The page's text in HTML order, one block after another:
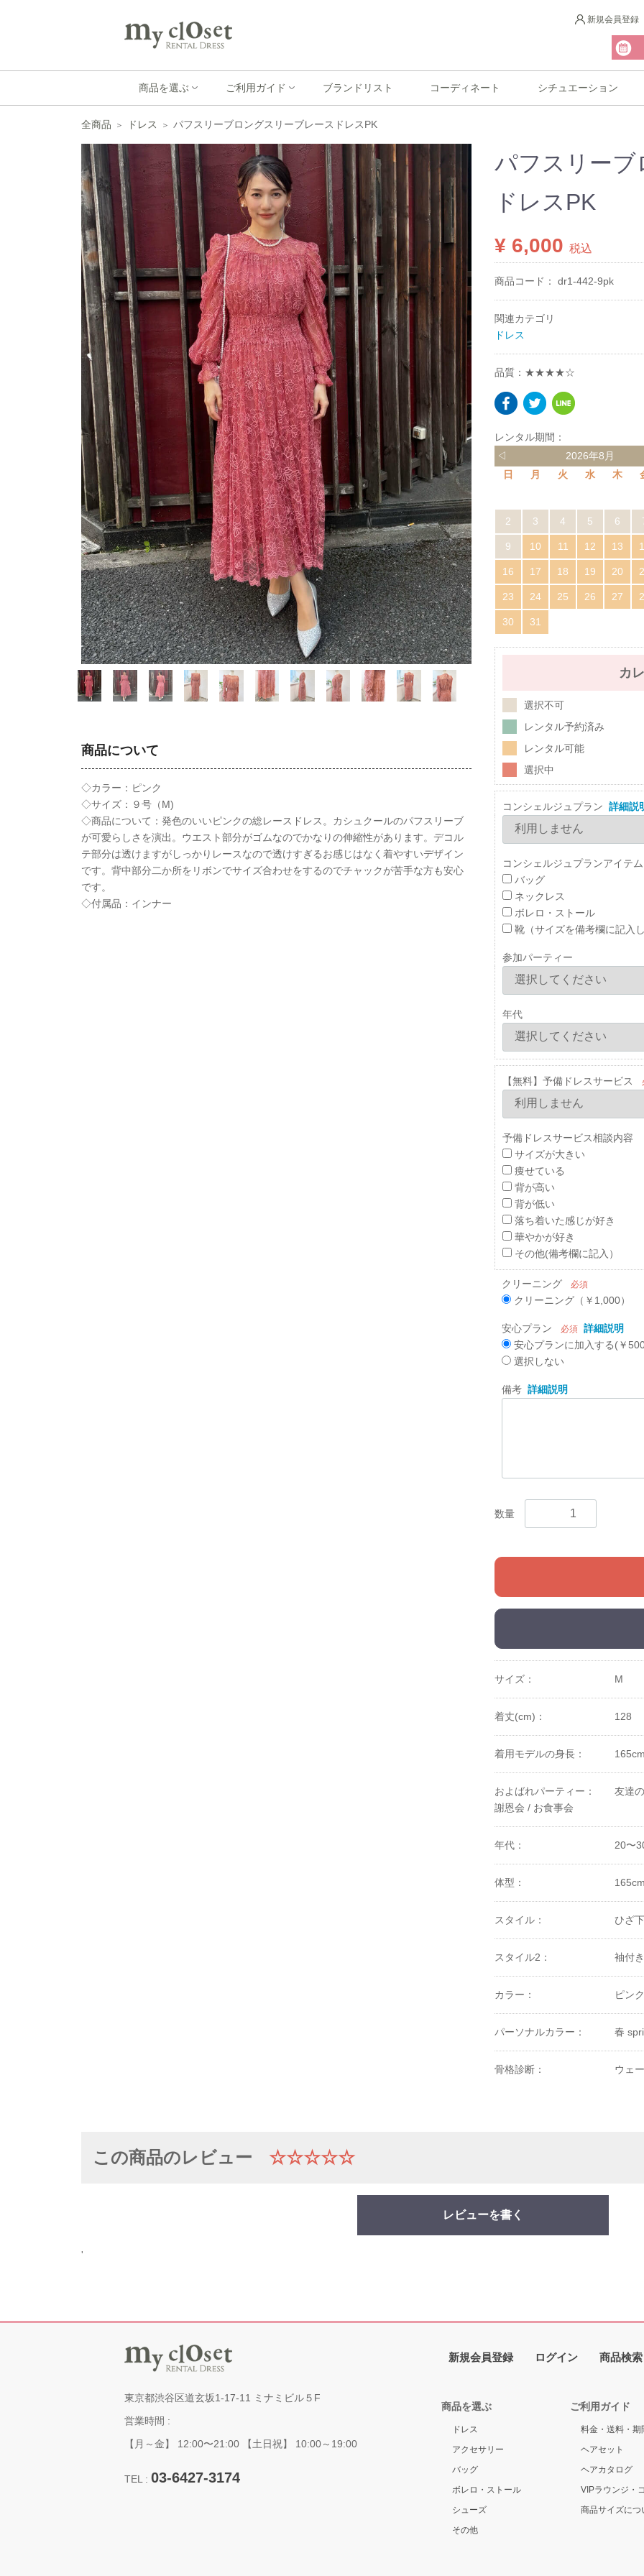
新規会員登録
商品を選ぶ ご利用ガイド ブランドリスト コーディネート シチュエーション
全商品 ドレス パフスリーブロングスリーブレースドレスPK
商品について
◇カラー：ピンク
◇サイズ：９号（M)
◇商品について：発色のいいピンクの総レースドレス。カシュクールのパフスリーブ
が可愛らしさを演出。ウエスト部分がゴムなのでかなりの伸縮性があります。デコル
テ部分は透けますがしっかりレースなので透けすぎるお感じはなく着やすいデザイン
です。背中部分二か所をリボンでサイズ合わせをするのでチャックが苦手な方も安心
です。
◇付属品：インナー
パフスリーブ
ドレスPK
¥ 6,000 税込
商品コード： dr1-442-9pk
関連カテゴリ
ドレス
品質：★★★★☆
レンタル期間：
◁
2026年8月
日
月 火 水 木
2 3 4 5 6
9 10 11 12 13
16 17 18 19 20
23 24 25 26 27
30 31
カ
選択不可
レンタル予約済み
レンタル可能
選択中
コンシェルジュプラン 詳細説
コンシェルジュプランアイテム
バッグ
ネックレス
ボレロ・ストール
靴（サイズを備考欄に記入
参加パーティー
年代
【無料】予備ドレスサービス
予備ドレスサービス相談内容
サイズが大きい
痩せている
背が高い
背が低い
落ち着いた感じが好き
華やかが好き
その他(備考欄に記入）
クリーニング 必須
クリーニング（￥1,000）
安心プラン 必須 詳細説明
安心プランに加入する(￥
選択しない
備考 詳細説明
数量
サイズ： M
着丈(cm)： 128
着用モデルの身長： 165cm
およばれパーティー： 友達
謝恩会 / お食事会
年代： 20〜
体型：
スタイル： ひざ
スタイル2： 袖付き
カラー： ピン
パーソナルカラー： 春
骨格診断： ウェ
この商品のレビュー ☆☆☆☆☆
レビューを書く
'
東京都渋谷区道玄坂1-17-11 ミナミビル５F
営業時間 :
【月～金】 12:00〜21:00 【土日祝】 10:00～19:00
TEL : 03-6427-3174
新規会員登録 ログイン 商品検索
商品を選ぶ
ドレス
アクセサリー
バッグ
ボレロ・ストール
シューズ
その他
ご利用ガイド
料金・送料・期
ヘアセット
ヘアカタログ
VIPラウンジ・
商品サイズにつ